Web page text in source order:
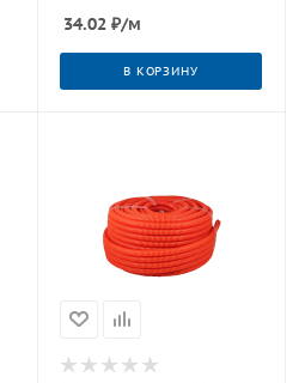
34.02₽/м
В КОРЗИНУ